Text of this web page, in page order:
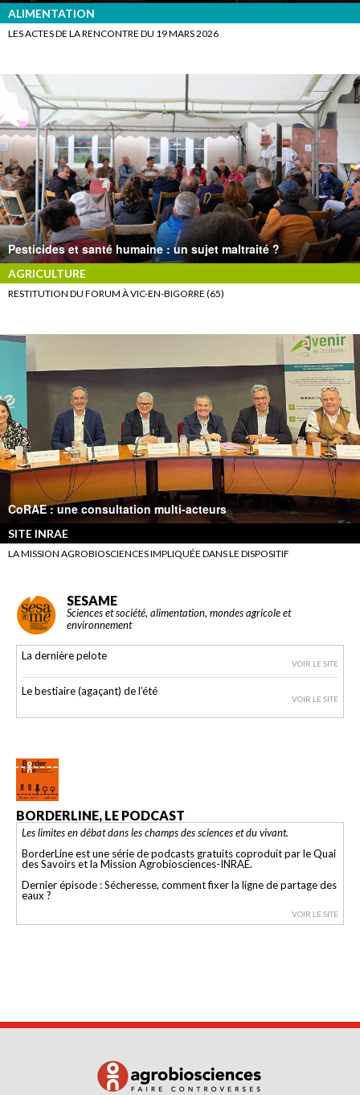
ALIMENTATION
LES ACTES DE LA RENCONTRE DU 19 MARS 2026
Pesticides et santé humaine : un sujet maltraité ?
AGRICULTURE
RESTITUTION DU FORUM À VIC-EN-BIGORRE (65)
CoRAE : une consultation multi-acteurs
SITE INRAE
LA MISSION AGROBIOSCIENCES IMPLIQUÉE DANS LE DISPOSITIF
SESAME
Sciences et société, alimentation, mondes agricole et
environnement
La dernière pelote
VOIR LE SITE
Le bestiaire (agaçant) de l’été
VOIR LE SITE
BORDERLINE, LE PODCAST
Les limites en débat dans les champs des sciences et du vivant.
BorderLine est une série de podcasts gratuits coproduit par le Quai
des Savoirs et la Mission Agrobiosciences-INRAE.
Dernier épisode : Sécheresse, comment fixer la ligne de partage des
eaux ?
VOIR LE SITE